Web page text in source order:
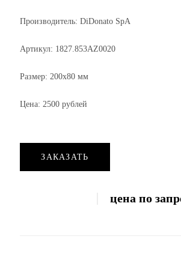
Производитель: DiDonato SpA
Артикул: 1827.853AZ0020
Размер: 200х80 мм
Цена: 2500 рублей
ЗАКАЗАТЬ
цена по